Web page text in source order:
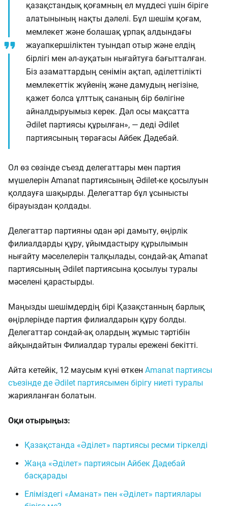
қазақстандық қоғамның ел мүддесі үшін біріге
алатынының нақты дәлелі. Бұл шешім қоғам,
мемлекет және болашақ ұрпақ алдындағы
жауапкершіліктен туындап отыр және елдің
бірлігі мен әл-ауқатын нығайтуға бағытталған.
Біз азаматтардың сенімін ақтап, әділеттілікті
мемлекеттік жүйенің және дамудың негізіне,
қажет болса ұлттық сананың бір бөлігіне
айналдыруымыз керек. Дәл осы мақсатта
Әdilet партиясы құрылған», — деді Әdilet
партиясының төрағасы Айбек Дәдебай.
Ол өз сөзінде съезд делегаттары мен партия
мүшелерін Amanat партиясының Әdilet-ке қосылуын
қолдауға шақырды. Делегаттар бұл ұсынысты
бірауыздан қолдады.
Делегаттар партияны одан әрі дамыту, өңірлік
филиалдарды құру, ұйымдастыру құрылымын
нығайту мәселелерін талқылады, сондай-ақ Amanat
партиясының Әdilet партиясына қосылуы туралы
мәселені қарастырды.
Маңызды шешімдердің бірі Қазақстанның барлық
өңірлерінде партия филиалдарын құру болды.
Делегаттар сондай-ақ олардың жұмыс тәртібін
айқындайтын Филиалдар туралы ережені бекітті.
Айта кетейік, 12 маусым күні өткен Amanat партиясы
съезінде де Әdilet партиясымен бірігу ниеті туралы
жарияланған болатын.
Оқи отырыңыз:
Қазақстанда «Әділет» партиясы ресми тіркелді
Жаңа «Әділет» партиясын Айбек Дәдебай
басқарады
Еліміздегі «Aманат» пен «Әділет» партиялары